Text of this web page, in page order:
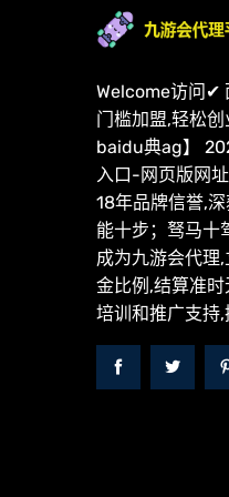
Welcome访问✔
门槛加盟,轻松创
baidu典ag】
入口-网页版网
18年品牌信誉,
能十步；驽马十
成为九游会代理
金比例,结算准
培训和推广支持,